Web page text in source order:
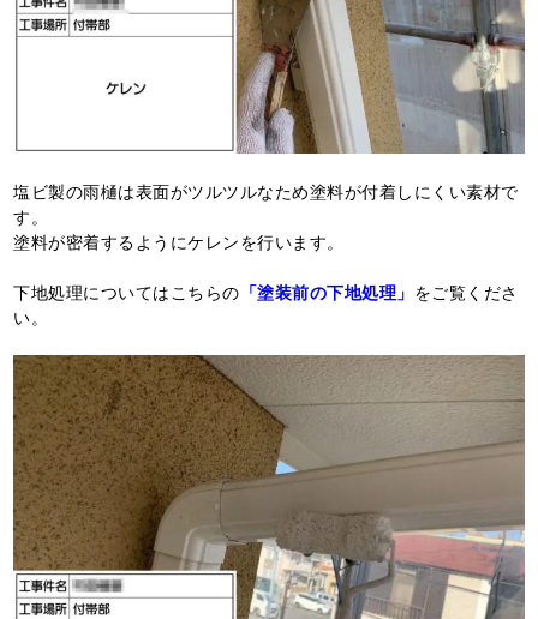
塩ビ製の雨樋は表面がツルツルなため塗料が付着しにくい素材で
す。
塗料が密着するようにケレンを行います。
下地処理についてはこちらの 「塗装前の下地処理」 をご覧くださ
い。